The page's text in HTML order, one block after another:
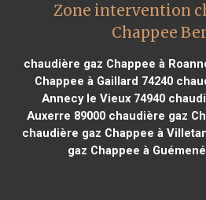
Zone intervention
Chappee
chaudière gaz Chappee à
Chappee à Gaillard 74240
Annecy le Vieux 74940
Auxerre 89000 chaudière gaz
chaudière gaz Chappee à
gaz Chappee à